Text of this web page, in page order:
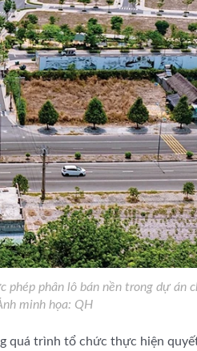
phân lô bán nền trong dự án
minh họa: QH
quá trình tổ chức thực hiện